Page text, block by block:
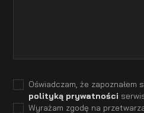
Oświadczam, że zapoznałem
polityką prywatności
Wyrażam zgodę na